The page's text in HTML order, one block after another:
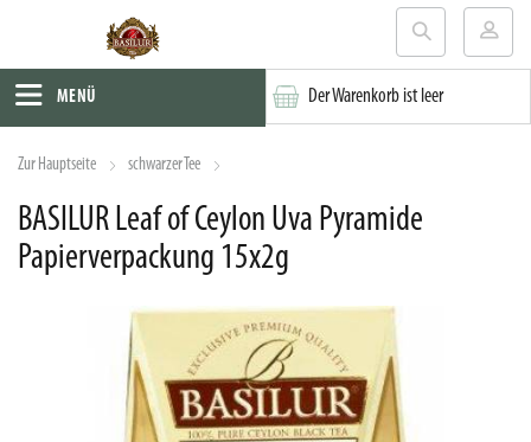
MENÜ Der Warenkorb ist leer
Zur Hauptseite schwarzer Tee
BASILUR Leaf of Ceylon Uva Pyramide
Papierverpackung 15x2g